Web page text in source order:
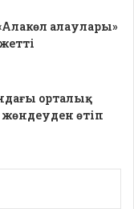
алаулары»
орталық
өтіп